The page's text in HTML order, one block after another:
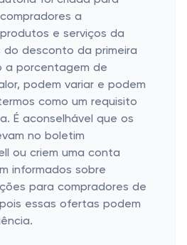
a
e serviços da
do desconto da primeira
a porcentagem de
podem variar e podem
como um requisito
É aconselhável que os
no boletim
ou criem uma conta
informados sobre
para compradores de
essas ofertas podem